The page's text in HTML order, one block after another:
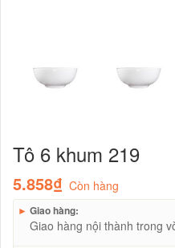
Tô 6 khum 219
5.858₫ Còn hàng
► Giao hàng:
Giao hàng nội thành trong